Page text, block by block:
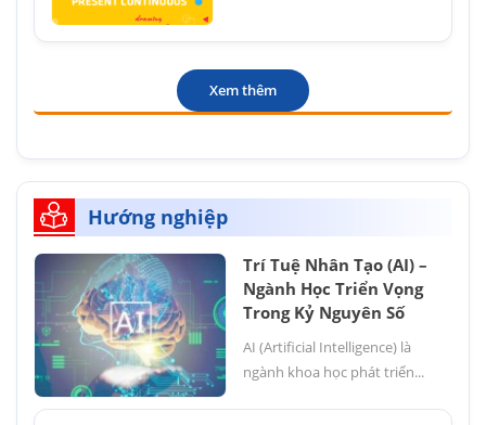
Xem thêm
Hướng nghiệp
Trí Tuệ Nhân Tạo (AI) –
Ngành Học Triển Vọng
Trong Kỷ Nguyên Số
AI (Artificial Intelligence) là
ngành khoa học phát triển...